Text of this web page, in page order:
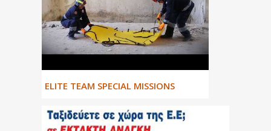
ΕLITE TEAM SPECIAL MISSIONS